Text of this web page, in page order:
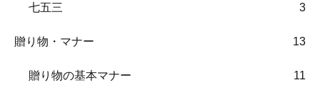
七五三 3
贈り物・マナー 13
贈り物の基本マナー 11